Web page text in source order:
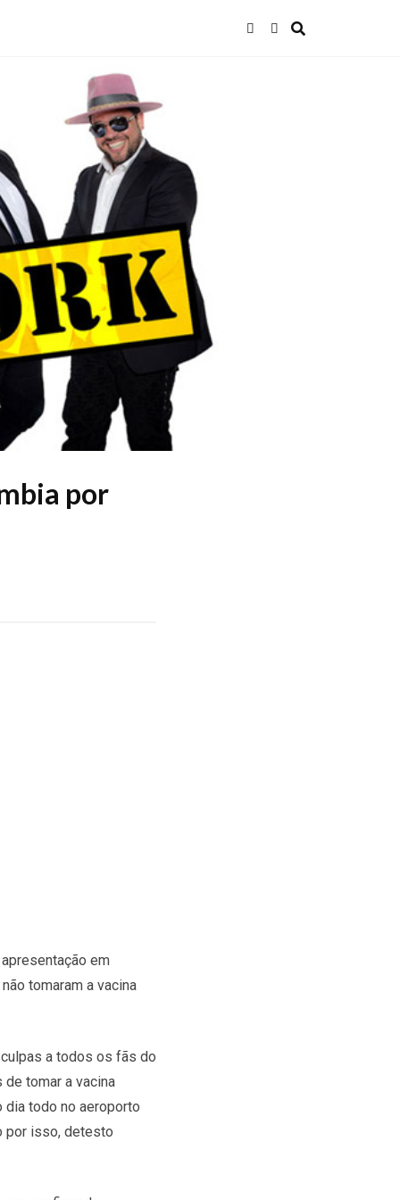
por
em
tomaram a vacina
a todos os fãs do
de tomar a vacina
dia todo no aeroporto
por isso, detesto